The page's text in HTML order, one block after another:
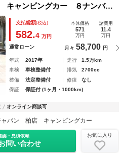
キャンピングカー ８ナンバ
走行充電 テレビ シンク ９
ＥＴＣ 社外アルミホイー
支払総額(税込)
582.4 万円
本体価格
571
万円
諸費用
11.4
万円
通常ローン 月々 58,700 円
年式 2017年 走行
1.5万km
車検
車検整備付 排気
2700cc
整備
法定整備付 修復
なし
保証
保証付 (1ヶ月・1000km)
オンライン商談可
ャパン 柏店 キャンピングカー
認・見積依頼
問い合わせ
お気に入り